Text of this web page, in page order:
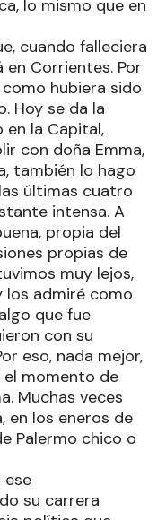
lo mismo que en
cuando falleciera
en Corrientes. Por
hubiera sido
Hoy se da la
en la Capital,
con doña Emma,
también lo hago
últimas cuatro
intensa. A
propia del
propias de
muy lejos,
los admiré como
que fue
con su
eso, nada mejor,
el momento de
Muchas veces
en los eneros de
Palermo chico o
ese
su carrera